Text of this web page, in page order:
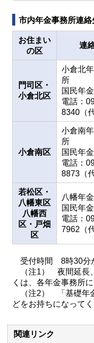
市内年金事務所連絡
お住まい
の区
連
門司区・
小倉北区
小倉北
所
国民年
電話：
8340（
小倉南区
小倉南
所
国民年
電話：
8873（
若松区・
八幡東区
八幡西
区・戸畑
区
八幡年
国民年
電話：
7962（
受付時間 8時30分
（注1） 夜間延長
くは、各年金事務所
（注2） 「基礎年
どをお持ちになってく
関連リンク